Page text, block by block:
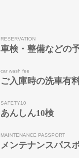
RESERVATION
車検・整備などの
car wash fee
ご入庫時の洗車有
SAFETY10
あんしん10検
MAINTENANCE PASSPORT
メンテナンスパス